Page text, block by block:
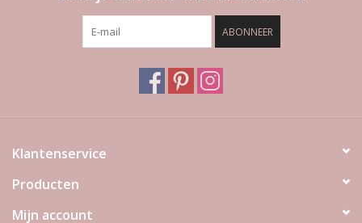
ABONNEER
Klantenservice
Producten
Mijn account